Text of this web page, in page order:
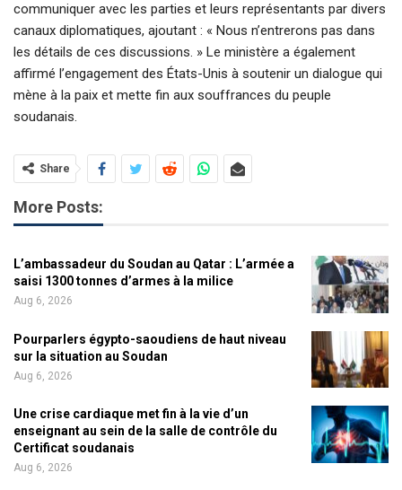
communiquer avec les parties et leurs représentants par divers
canaux diplomatiques, ajoutant : « Nous n’entrerons pas dans
les détails de ces discussions. » Le ministère a également
affirmé l’engagement des États-Unis à soutenir un dialogue qui
mène à la paix et mette fin aux souffrances du peuple
soudanais.
Share
More Posts:
L’ambassadeur du Soudan au Qatar : L’armée a
saisi 1300 tonnes d’armes à la milice
Aug 6, 2026
Pourparlers égypto-saoudiens de haut niveau
sur la situation au Soudan
Aug 6, 2026
Une crise cardiaque met fin à la vie d’un
enseignant au sein de la salle de contrôle du
Certificat soudanais
Aug 6, 2026